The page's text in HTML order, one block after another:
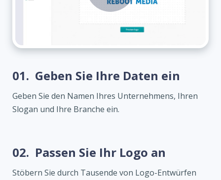
01. Geben Sie Ihre Daten ein
Geben Sie den Namen Ihres Unternehmens, Ihren
Slogan und Ihre Branche ein.
02. Passen Sie Ihr Logo an
Stöbern Sie durch Tausende von Logo-Entwürfen